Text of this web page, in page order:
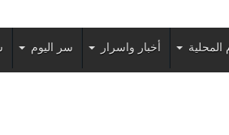
المحلية أخبار واسرار سر اليوم